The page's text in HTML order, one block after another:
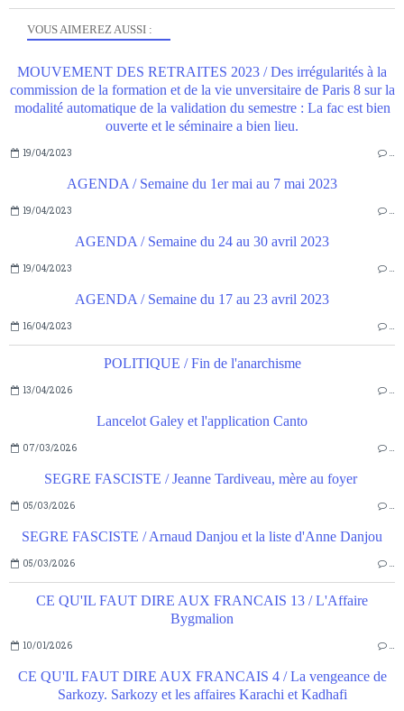
VOUS AIMEREZ AUSSI :
MOUVEMENT DES RETRAITES 2023 / Des irrégularités à la
commission de la formation et de la vie unversitaire de Paris 8 sur la
modalité automatique de la validation du semestre : La fac est bien
ouverte et le séminaire a bien lieu.
19/04/2023 …
AGENDA / Semaine du 1er mai au 7 mai 2023
19/04/2023 …
AGENDA / Semaine du 24 au 30 avril 2023
19/04/2023 …
AGENDA / Semaine du 17 au 23 avril 2023
16/04/2023 …
POLITIQUE / Fin de l'anarchisme
13/04/2026 …
Lancelot Galey et l'application Canto
07/03/2026 …
SEGRE FASCISTE / Jeanne Tardiveau, mère au foyer
05/03/2026 …
SEGRE FASCISTE / Arnaud Danjou et la liste d'Anne Danjou
05/03/2026 …
CE QU'IL FAUT DIRE AUX FRANCAIS 13 / L'Affaire
Bygmalion
10/01/2026 …
CE QU'IL FAUT DIRE AUX FRANCAIS 4 / La vengeance de
Sarkozy. Sarkozy et les affaires Karachi et Kadhafi